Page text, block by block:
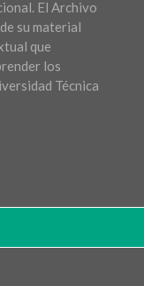
El Archivo
su material
que
los
Técnica